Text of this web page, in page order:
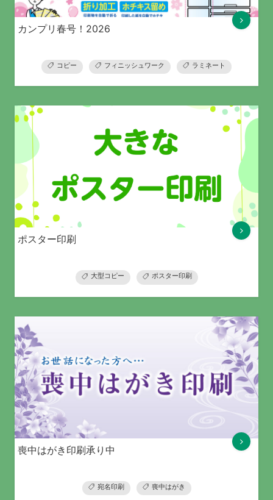
カンプリ春号！2026
コピー フィニッシュワーク ラミネート
ポスター印刷
大型コピー ポスター印刷
喪中はがき印刷承り中
宛名印刷 喪中はがき